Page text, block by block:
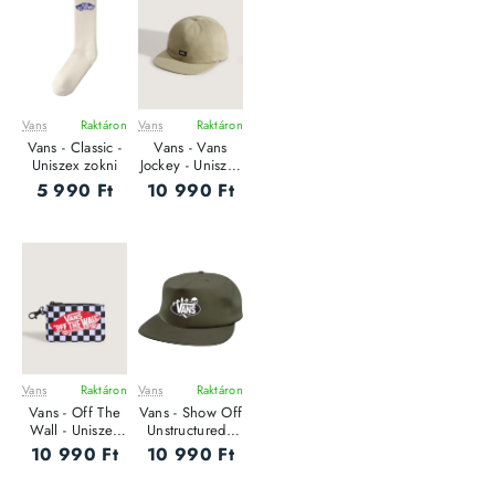
Vans Raktáron
Vans - Classic -
Uniszex zokni
5 990 Ft
Vans Raktáron
Vans - Vans
Jockey - Uniszex
baseball sapka
10 990 Ft
Vans Raktáron
Vans - Off The
Wall - Uniszex
pénztárca
10 990 Ft
Vans Raktáron
Vans - Show Off
Unstructured -
Uniszex baseball
sapka
10 990 Ft